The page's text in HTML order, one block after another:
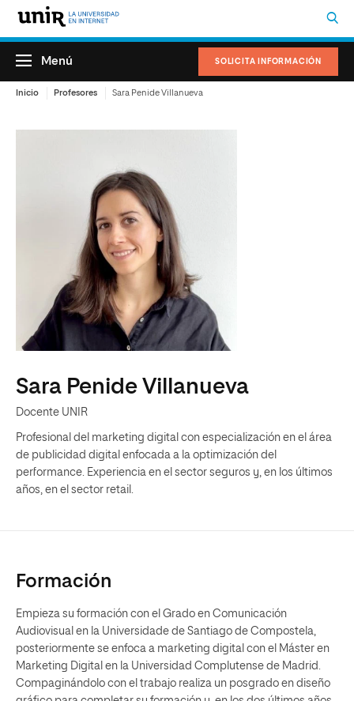
SOLICITA INFORMACIÓN
Menú
Inicio Profesores Sara Penide Villanueva
Sara Penide Villanueva
Docente UNIR
Profesional del marketing digital con especialización en el área
de publicidad digital enfocada a la optimización del
performance. Experiencia en el sector seguros y, en los últimos
años, en el sector retail.
Formación
Empieza su formación con el Grado en Comunicación
Audiovisual en la Universidade de Santiago de Compostela,
posteriormente se enfoca a marketing digital con el Máster en
Marketing Digital en la Universidad Complutense de Madrid.
Compaginándolo con el trabajo realiza un posgrado en diseño